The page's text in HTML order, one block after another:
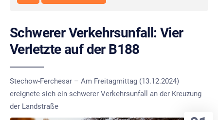
Schwerer Verkehrsunfall: Vier
Verletzte auf der B188
Stechow-Ferchesar – Am Freitagmittag (13.12.2024)
ereignete sich ein schwerer Verkehrsunfall an der Kreuzung
der Landstraße